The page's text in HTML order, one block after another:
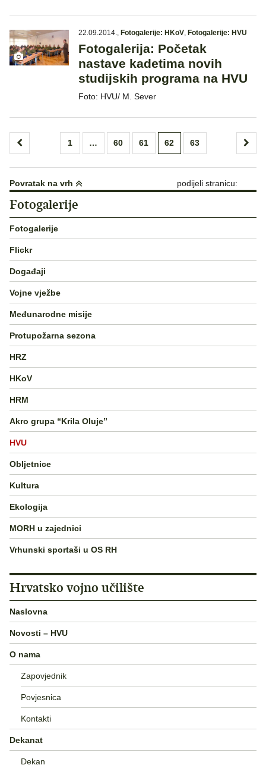
22.09.2014., Fotogalerije: HKoV, Fotogalerije: HVU
Fotogalerija: Početak
nastave kadetima novih
studijskih programa na HVU
Foto: HVU/ M. Sever
Brojevi
objava
1 … 60 61 62 63
Povratak na vrh podijeli stranicu:
Fotogalerije
Fotogalerije
Flickr
Događaji
Vojne vježbe
Međunarodne misije
Protupožarna sezona
HRZ
HKoV
HRM
Akro grupa “Krila Oluje”
HVU
Obljetnice
Kultura
Ekologija
MORH u zajednici
Vrhunski sportaši u OS RH
Hrvatsko vojno učilište
Naslovna
Novosti – HVU
O nama
Zapovjednik
Povjesnica
Kontakti
Dekanat
Dekan